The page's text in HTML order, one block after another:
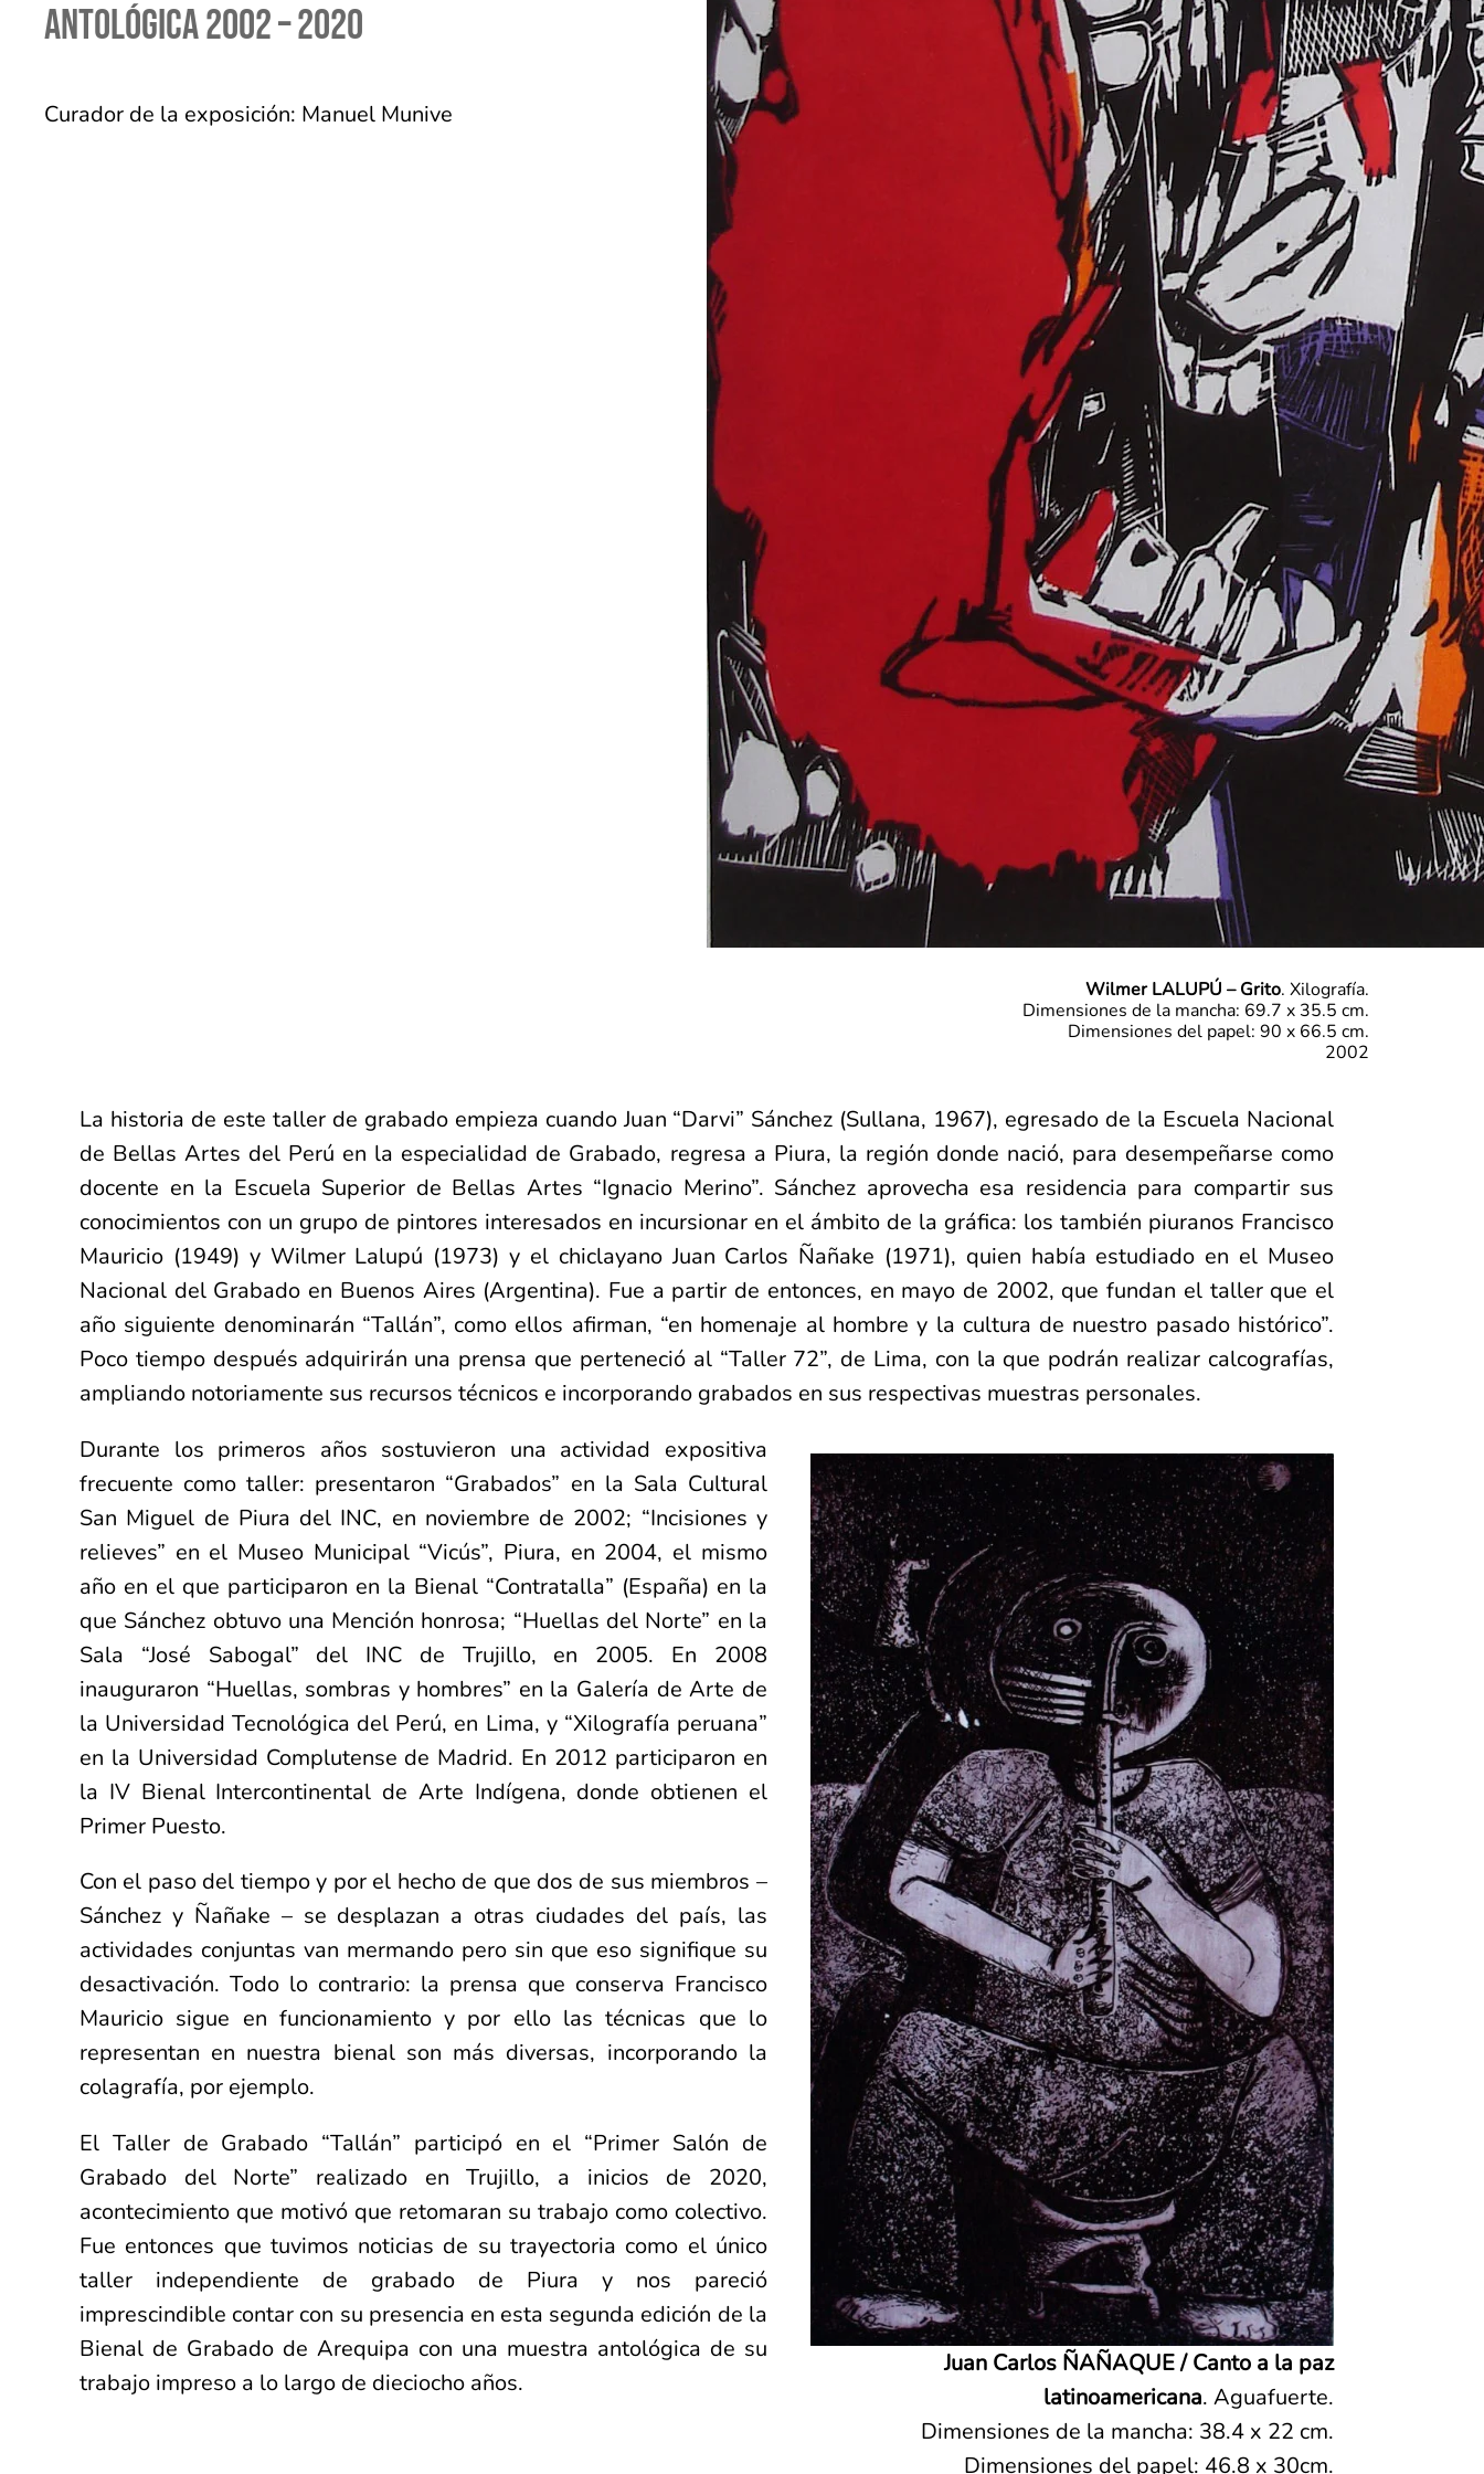
Antológica 2002 – 2020
Curador de la exposición: Manuel Munive
Wilmer LALUPÚ – Grito. Xilografía.
Dimensiones de la mancha: 69.7 x 35.5 cm.
Dimensiones del papel: 90 x 66.5 cm.
2002
La historia de este taller de grabado empieza cuando Juan “Darvi” Sánchez (Sullana, 1967), egresado de la Escuela Nacional
de Bellas Artes del Perú en la especialidad de Grabado, regresa a Piura, la región donde nació, para desempeñarse como
docente en la Escuela Superior de Bellas Artes “Ignacio Merino”. Sánchez aprovecha esa residencia para compartir sus
conocimientos con un grupo de pintores interesados en incursionar en el ámbito de la gráfica: los también piuranos Francisco
Mauricio (1949) y Wilmer Lalupú (1973) y el chiclayano Juan Carlos Ñañake (1971), quien había estudiado en el Museo
Nacional del Grabado en Buenos Aires (Argentina). Fue a partir de entonces, en mayo de 2002, que fundan el taller que el
año siguiente denominarán “Tallán”, como ellos afirman, “en homenaje al hombre y la cultura de nuestro pasado histórico”.
Poco tiempo después adquirirán una prensa que perteneció al “Taller 72”, de Lima, con la que podrán realizar calcografías,
ampliando notoriamente sus recursos técnicos e incorporando grabados en sus respectivas muestras personales.
Juan Carlos ÑAÑAQUE / Canto a la paz
latinoamericana. Aguafuerte.
Dimensiones de la mancha: 38.4 x 22 cm.
Dimensiones del papel: 46.8 x 30cm.
Durante los primeros años sostuvieron una actividad expositiva
frecuente como taller: presentaron “Grabados” en la Sala Cultural
San Miguel de Piura del INC, en noviembre de 2002; “Incisiones y
relieves” en el Museo Municipal “Vicús”, Piura, en 2004, el mismo
año en el que participaron en la Bienal “Contratalla” (España) en la
que Sánchez obtuvo una Mención honrosa; “Huellas del Norte” en la
Sala “José Sabogal” del INC de Trujillo, en 2005. En 2008
inauguraron “Huellas, sombras y hombres” en la Galería de Arte de
la Universidad Tecnológica del Perú, en Lima, y “Xilografía peruana”
en la Universidad Complutense de Madrid. En 2012 participaron en
la IV Bienal Intercontinental de Arte Indígena, donde obtienen el
Primer Puesto.
Con el paso del tiempo y por el hecho de que dos de sus miembros –
Sánchez y Ñañake – se desplazan a otras ciudades del país, las
actividades conjuntas van mermando pero sin que eso signifique su
desactivación. Todo lo contrario: la prensa que conserva Francisco
Mauricio sigue en funcionamiento y por ello las técnicas que lo
representan en nuestra bienal son más diversas, incorporando la
colagrafía, por ejemplo.
El Taller de Grabado “Tallán” participó en el “Primer Salón de
Grabado del Norte” realizado en Trujillo, a inicios de 2020,
acontecimiento que motivó que retomaran su trabajo como colectivo.
Fue entonces que tuvimos noticias de su trayectoria como el único
taller independiente de grabado de Piura y nos pareció
imprescindible contar con su presencia en esta segunda edición de la
Bienal de Grabado de Arequipa con una muestra antológica de su
trabajo impreso a lo largo de dieciocho años.